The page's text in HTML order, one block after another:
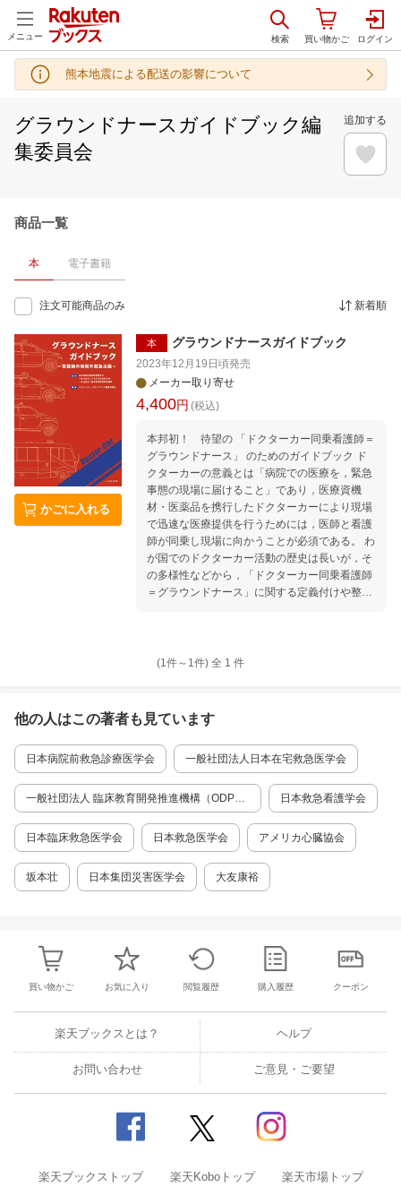
メニュー
熊本地震による配送の影響について
グラウンドナースガイドブック編
集委員会
追加する
商品一覧
本 電子書籍
注文可能商品のみ 新着順
かごに入れる
本 グラウンドナースガイドブック
2023年12月19日頃発売
メーカー取り寄せ
4,400円 (税込)
本邦初！ 待望の 「ドクターカー同乗看護師＝
グラウンドナース」 のためのガイドブック ド
クターカーの意義とは「病院での医療を，緊急
事態の現場に届けること」であり，医療資機
材・医薬品を携行したドクターカーにより現場
で迅速な医療提供を行うためには，医師と看護
師が同乗し現場に向かうことが必須である。 わ
が国でのドクターカー活動の歴史は長いが，そ
の多様性などから，「ドクターカー同乗看護師
＝グラウンドナース」に関する定義付けや整
るドクターカーに関する調査事業などに代表さ
そしてグラウンドナースが発展することを祈念
し，このたび本ガイドブックが刊行された。
【本書のポイント】 グラウンドナース活動の実
際を網羅 ドクターカーでの診療活動や，同乗看
解説。ドクターカーの種類別，疾患・対象別の
グラウンドナース活動の実際を学べる。 グラウ
ンドナースの位置付けを整理 グラウンドナース
の定義や，看護における位置付け，法的な位置
付けが整理されており，知識を広く学べる。 ド
クターカー活動の歴史，現状，連携を知る 病院
わりにつき学べる。 巻末資料として，「ドクタ
ーカー運行マニュアル 第1版」掲載！！
(1件～ 1件) 全 1 件
他の人はこの著者も見ています
日本病院前救急診療医学会 一般社団法人日本在宅救急医学会
一般社団法人 臨床教育開発推進機構（ODPE
C）
日本救急看護学会
日本臨床救急医学会 日本救急医学会 アメリカ心臓協会
坂本壮 日本集団災害医学会 大友康裕
買い物かご お気に入り 閲覧履歴 購入履歴 クーポン
楽天ブックスとは？ ヘルプ
お問い合わせ ご意見・ご要望
楽天ブックストップ 楽天Koboトップ 楽天市場トップ